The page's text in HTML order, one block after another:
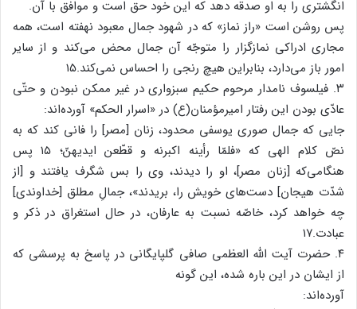
انگشتری را به او صدقه دهد که این خود حق است و موافق با آن.
پس روشن است «راز نماز» که در شهود جمال معبود نهفته است، همه
مجاری ادراکی نمازگزار را متوجّه آن جمال محض می‌کند و از سایر
امور باز می‌دارد، بنابراین هیچ رنجی را احساس نمی‌کند.۱۵
۳. فیلسوف نامدار مرحوم حکیم سبزواری در غیر ممکن نبودن و حتّی
عادّی بودن این رفتار امیرمؤمنان(ع) در «اسرار الحکم» آورده‌اند:
جایی که جمال صوری یوسفی محدود، زنان [مصر] را فانی کند که به
نصّ کلام الهی که «فلمّا رأینه اکبرنه و قطّعن ایدیهنّ؛ ۱۵ پس
هنگامی‌که [زنان مصر]، او را دیدند، وی را بس شگرف یافتند و [از
شدّت هیجان] دست‌های خویش را، بریدند»، جمالِ مطلق [خداوندی]
چه خواهد کرد، خاصّه نسبت به عارفان، در حال استغراق در ذکر و
عبادت.۱۷
۴. حضرت آیت الله العظمی صافی گلپایگانی در پاسخ به پرسشی که
از ایشان در این باره شده، این گونه
آورده‌اند: